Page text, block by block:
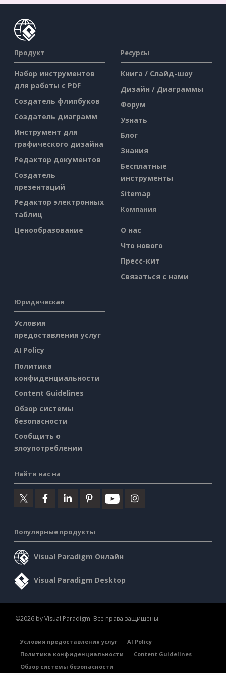
Продукт
Набор инструментов
для работы с PDF
Создатель флипбуков
Создатель диаграмм
Инструмент для
графического дизайна
Редактор документов
Создатель
презентаций
Редактор электронных
таблиц
Ценообразование
Ресурсы
Книга / Слайд-шоу
Дизайн / Диаграммы
Форум
Узнать
Блог
Знания
Бесплатные
инструменты
Sitemap
Компания
О нас
Что нового
Пресс-кит
Связаться с нами
Юридическая
Условия
предоставления услуг
AI Policy
Политика
конфиденциальности
Content Guidelines
Обзор системы
безопасности
Сообщить о
злоупотреблении
Найти нас на
Популярные продукты
Visual Paradigm Онлайн
Visual Paradigm Desktop
©2026 by Visual Paradigm. Все права защищены.
Условия предоставления услуг
AI Policy
Политика конфиденциальности
Content Guidelines
Обзор системы безопасности